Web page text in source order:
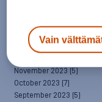
February 2024
(4)
January 2024 (7)
November 2023 (5)
October 2023 (7)
September 2023 (5)
Vain